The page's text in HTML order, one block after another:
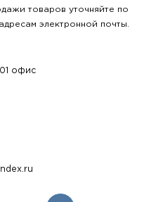
товаров уточняйте по
электронной почты.
офис